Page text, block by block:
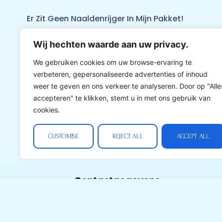
Wij hechten waarde aan uw privacy.
We gebruiken cookies om uw browse-ervaring te
verbeteren, gepersonaliseerde advertenties of inhoud
weer te geven en ons verkeer te analyseren. Door op
accepteren" te klikken, stemt u in met ons gebruik van
cookies.
CUSTOMISE REJECT ALL ACCEPT ALL
Er Zit Geen Naaldenrijger In Mijn Pakket!
Ik Kan Niets Vinden Wat Me Aanspreekt Tussen
Contactgegevens